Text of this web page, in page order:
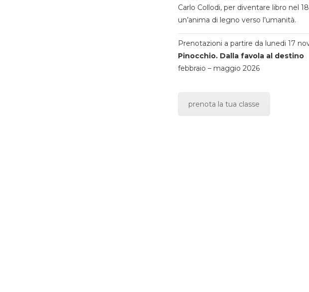
Carlo Collodi, per diventare libro nel
un’anima di legno verso l’umanità.
Prenotazioni a partire da lunedi 17
Pinocchio. Dalla favola al destino
febbraio – maggio 2026
prenota la tua classe